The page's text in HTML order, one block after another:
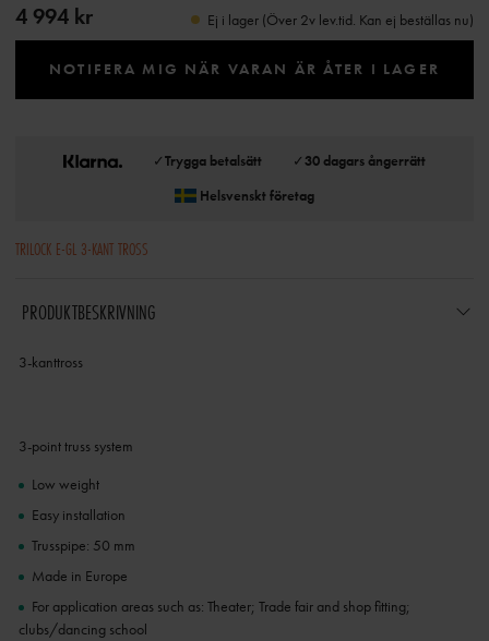
4 994 kr Ej i lager (Över 2v lev.tid. Kan ej beställas nu)
NOTIFERA MIG NÄR VARAN ÄR ÅTER I LAGER
✓Trygga betalsätt ✓30 dagars ångerrätt
Helsvenskt företag
TRILOCK E-GL 3-KANT TROSS
PRODUKTBESKRIVNING
3-kanttross
3-point truss system
Low weight
Easy installation
Trusspipe: 50 mm
Made in Europe
For application areas such as: Theater; Trade fair and shop fitting;
clubs/dancing school